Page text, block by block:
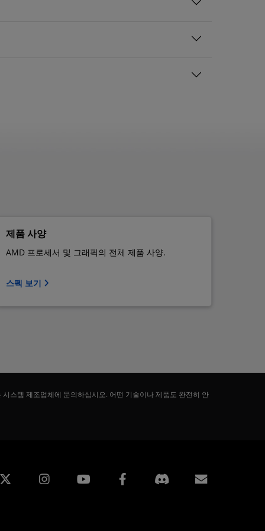
제품 사양
AMD 프로세서 및 그래픽의 전체 제품 사양.
스펙 보기
스템 제조업체에 문의하십시오. 어떤 기술이나 제품도 완전히 안
Instagram Facebook